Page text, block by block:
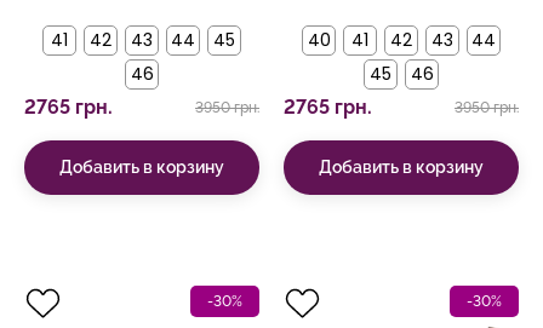
41 42 43 44
45
46
2765 грн. 3950 грн.
Добавить в корзину
40 41 42 43
44
45
46
2765 грн. 3950 грн.
Добавить в корзину
-30% -30%